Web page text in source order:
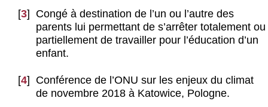
[3]
Congé à destination de l’un ou l’autre des
parents lui permettant de s’arrêter totalement ou
partiellement de travailler pour l’éducation d’un
enfant.
[4]
Conférence de l’ONU sur les enjeux du climat
de novembre 2018 à Katowice, Pologne.